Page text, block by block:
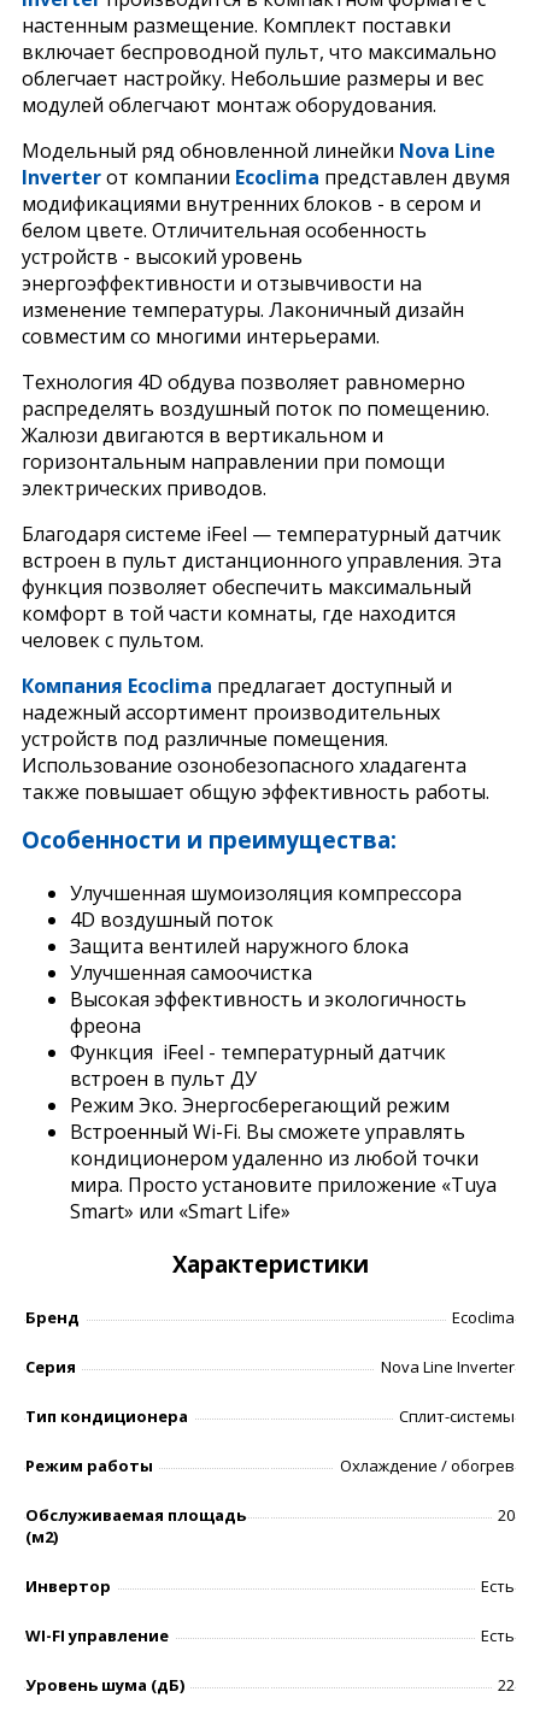
настенным размещение. Комплект поставки
включает беспроводной пульт, что максимально
облегчает настройку. Небольшие размеры и вес
модулей облегчают монтаж оборудования.
Модельный ряд обновленной линейки Nova Line
Inverterот компании Ecoclima представлен двумя
модификациями внутренних блоков - в сером и
белом цвете. Отличительная особенность
устройств - высокий уровень
энергоэффективности и отзывчивости на
изменение температуры. Лаконичный дизайн
совместим со многими интерьерами.
Технология 4D обдува позволяет равномерно
распределять воздушный поток по помещению.
Жалюзи двигаются в вертикальном и
горизонтальным направлении при помощи
электрических приводов.
Благодаря системе iFeel — температурный датчик
встроен в пульт дистанционного управления. Эта
функция позволяет обеспечить максимальный
комфорт в той части комнаты, где находится
человек с пультом.
Компания Ecoclima предлагает доступный и
надежный ассортимент производительных
устройств под различные помещения.
Использование озонобезопасного хладагента
также повышает общую эффективность работы.
Особенности и преимущества:
Улучшенная шумоизоляция компрессора
4D воздушный поток
Защита вентилей наружного блока
Улучшенная самоочистка
Высокая эффективность и экологичность
фреона
Функция iFeel - температурный датчик
встроен в пульт ДУ
Режим Эко. Энергосберегающий режим
Встроенный Wi-Fi. Вы сможете управлять
кондиционером удаленно из любой точки
мира. Просто установите приложение «Tuya
Smart» или «Smart Life»
Характеристики
Бренд Ecoclima
Серия Nova Line Inverter
Тип кондиционера Сплит-системы
Режим работы Охлаждение / обогрев
Обслуживаемая площадь
(м2)
20
Инвертор Есть
WI-FI управление Есть
Уровень шумa (дБ) 22